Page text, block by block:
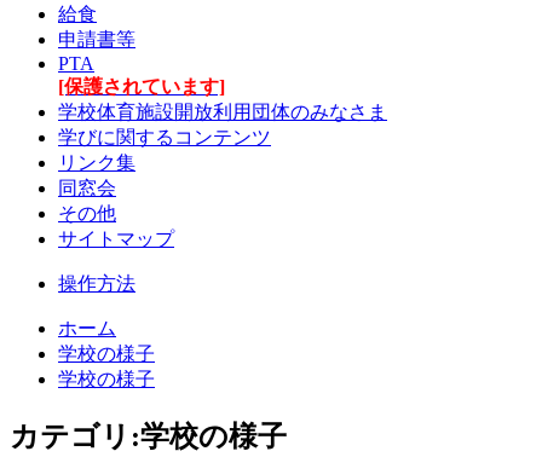
給食
申請書等
PTA
[保護されています]
学校体育施設開放利用団体のみなさま
学びに関するコンテンツ
リンク集
同窓会
その他
サイトマップ
操作方法
ホーム
学校の様子
学校の様子
カテゴリ:学校の様子